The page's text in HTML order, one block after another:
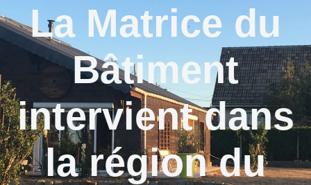
La Matrice du
Bâtiment
intervient dans
la région du